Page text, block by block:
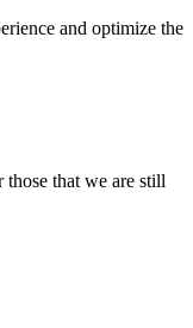
and optimize the
those that we are still